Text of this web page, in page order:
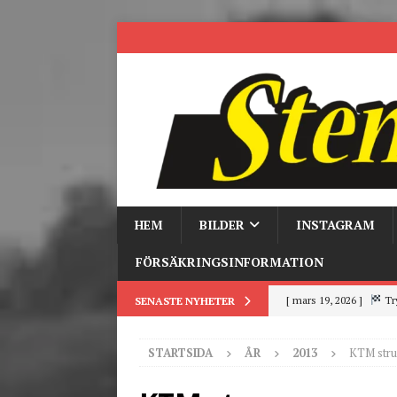
HEM BILDER INSTAGRAM
FÖRSÄKRINGSINFORMATION
SENASTE NYHETER [ mars 19, 2026 ]
[ juni 26, 2026 ] Back
Tack
STARTSIDA ÅR 2013 KTM